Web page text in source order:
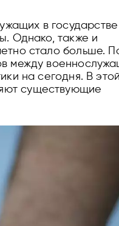
в государстве
Однако, также и
стало больше.
между
на сегодня. В этой
существующие